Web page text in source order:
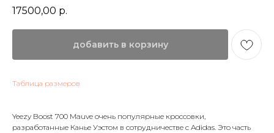
17500,00 р.
добавить в корзину
Таблица размеров
Yeezy Boost 700 Mauve очень популярные кроссовки,
разработанные Канье Уэстом в сотрудничестве с Adidas. Это часть